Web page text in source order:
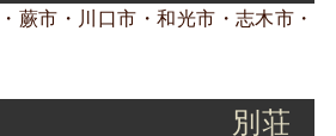
蕨市・川口市・和光市・志木市・
別荘